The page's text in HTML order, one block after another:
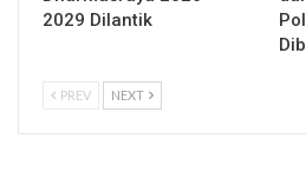
2029 Dilantik
PREV NEXT